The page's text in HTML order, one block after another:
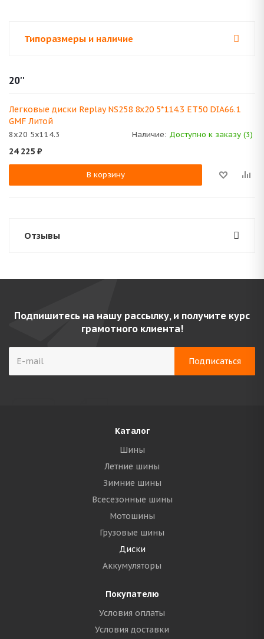
Типоразмеры и наличие
20''
Легковые диски Replay NS258 8x20 5*114.3 ET50 DIA66.1
GMF Литой
8x20 5x114.3 Наличие: Доступно к заказу (3)
24 225 ₽
В корзину
Отзывы
Подпишитесь на нашу рассылку, и получите курс
грамотного клиента!
Каталог
Шины
Летние шины
Зимние шины
Всесезонные шины
Мотошины
Грузовые шины
Диски
Аккумуляторы
Покупателю
Условия оплаты
Условия доставки